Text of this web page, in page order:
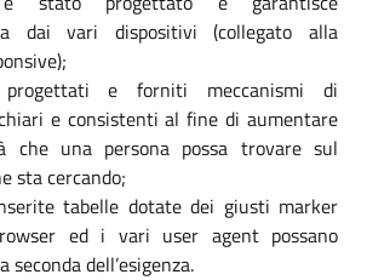
dai vari dispositivi (collegato alla
e forniti meccanismi di
e consistenti al fine di aumentare
che una persona possa trovare sul
sta cercando;
tabelle dotate dei giusti marker
ed i vari user agent possano
dell’esigenza.